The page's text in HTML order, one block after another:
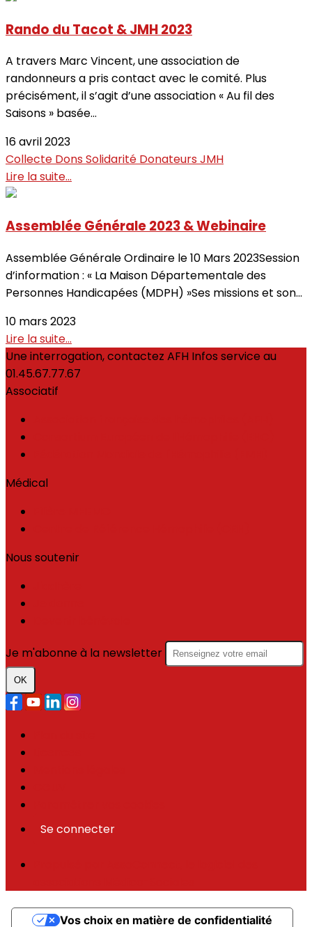
Rando du Tacot & JMH 2023
A travers Marc Vincent, une association de
randonneurs a pris contact avec le comité. Plus
précisément, il s’agit d’une association « Au fil des
Saisons » basée...
16 avril 2023
Collecte DonsSolidarité DonateursJMH
Lire la suite...
Assemblée Générale 2023 & Webinaire
Assemblée Générale Ordinaire le 10 Mars 2023Session
d’information : « La Maison Départementale des
Personnes Handicapées (MDPH) »Ses missions et son...
10 mars 2023
Lire la suite...
Une interrogation, contactez AFH Infos service au
01.45.67.77.67
Associatif
Médical
Nous soutenir
Je m'abonne à la newsletter
OK
Se connecter
Vos choix en matière de confidentialité